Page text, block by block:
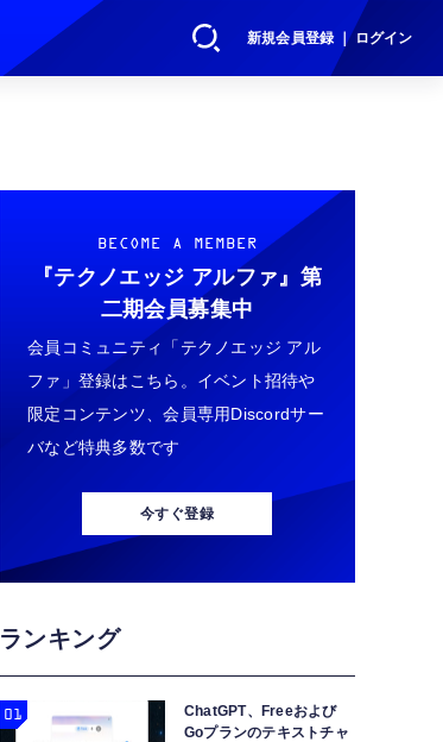
新規会員登録 ｜ ログイン
BECOME A MEMBER
『テクノエッジ アルファ』 第
二期会員募集中
会員コミュニティ「テクノエッジ アル
ファ」登録はこちら。イベント招待や
限定コンテンツ、会員専用Discordサー
バなど特典多数です
今すぐ登録
ランキング
ChatGPT、Freeおよび
Goプランのテキストチャ